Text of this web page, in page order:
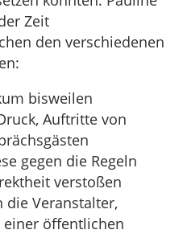
Zeit
den verschiedenen
bisweilen
Auftritte von
gegen die Regeln
verstoßen
die Veranstalter,
öffentlichen